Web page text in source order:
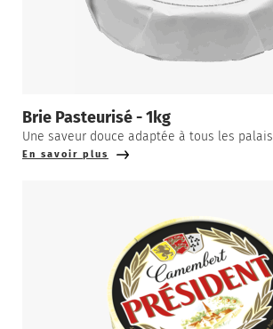
Brie Pasteurisé - 1kg
Une saveur douce adaptée à tous les palais
En savoir plus